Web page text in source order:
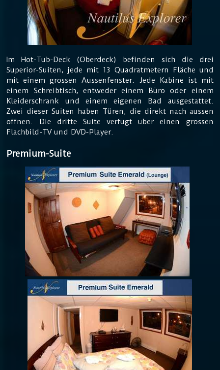
Im Hot-Tub-Deck (Oberdeck) befinden sich die drei
Superior-Suiten, jede mit 13 Quadratmetern Fläche und
mit einem grossen Aussenfenster. Jede Kabine ist mit
einem Schreibtisch, entweder einem Büro oder einem
Kleiderschrank und einem eigenen Bad ausgestattet.
Zwei dieser Suiten haben Türen, die direkt nach aussen
öffnen. Die dritte Suite verfügt über einen grossen
Flachbild-TV und DVD-Player.
Premium-Suite